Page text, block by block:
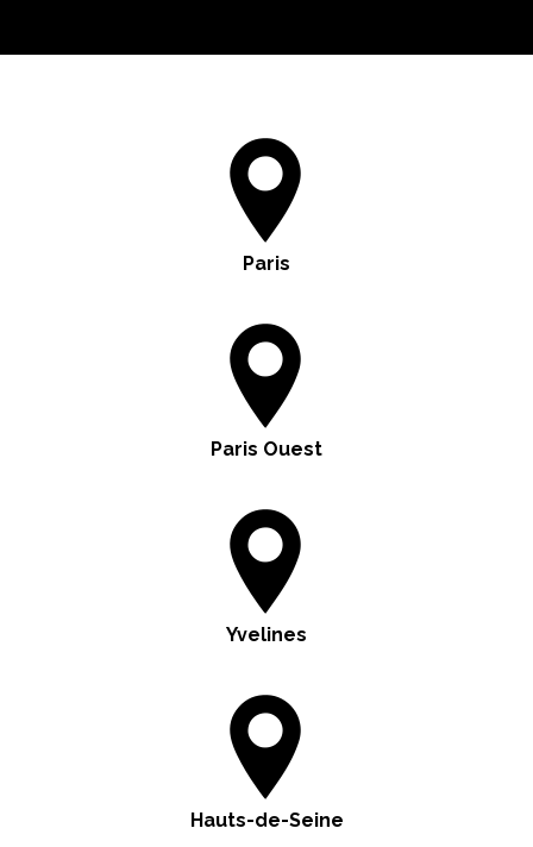
Paris
Paris Ouest
Yvelines
Hauts-de-Seine